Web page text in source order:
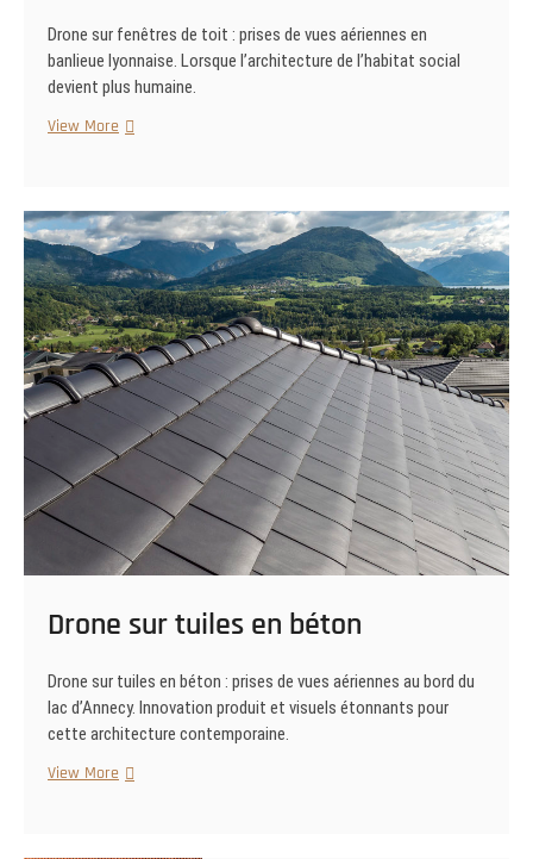
Drone sur fenêtres de toit : prises de vues aériennes en
banlieue lyonnaise. Lorsque l’architecture de l’habitat social
devient plus humaine.
View More Drone
toit
Drone sur tuiles en béton
Drone sur tuiles en béton : prises de vues aériennes au bord du
lac d’Annecy. Innovation produit et visuels étonnants pour
cette architecture contemporaine.
View More Drone